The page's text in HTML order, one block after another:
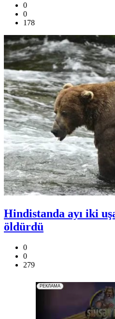
0
0
178
Hindistanda ayı iki
öldürdü
0
0
279